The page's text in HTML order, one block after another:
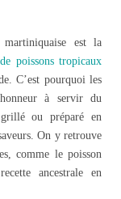
est la
de poissons tropicaux
C’est pourquoi les
à servir du
ou préparé en
On y retrouve
comme le poisson
ancestrale en